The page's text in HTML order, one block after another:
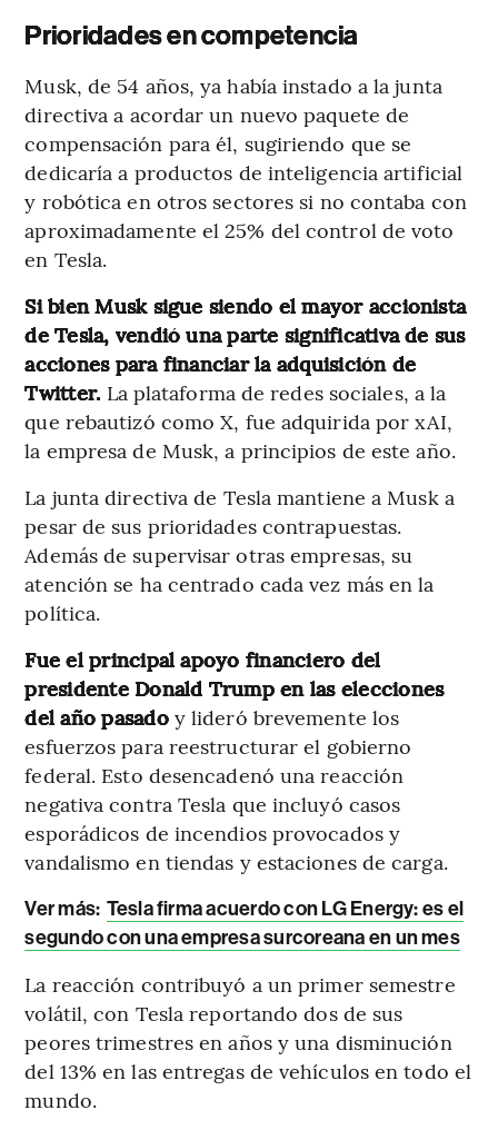
Prioridades en competencia
Musk, de 54 años, ya había instado a la junta
directiva a acordar un nuevo paquete de
compensación para él, sugiriendo que se
dedicaría a productos de inteligencia artificial
y robótica en otros sectores si no contaba con
aproximadamente el 25% del control de voto
en Tesla.
Si bien Musk sigue siendo el mayor accionista
de Tesla, vendió una parte significativa de sus
acciones para financiar la adquisición de
Twitter. La plataforma de redes sociales, a la
que rebautizó como X, fue adquirida por xAI,
la empresa de Musk, a principios de este año.
La junta directiva de Tesla mantiene a Musk a
pesar de sus prioridades contrapuestas.
Además de supervisar otras empresas, su
atención se ha centrado cada vez más en la
política.
Fue el principal apoyo financiero del
presidente Donald Trump en las elecciones
del año pasadoy lideró brevemente los
esfuerzos para reestructurar el gobierno
federal. Esto desencadenó una reacción
negativa contra Tesla que incluyó casos
esporádicos de incendios provocados y
vandalismo en tiendas y estaciones de carga.
Ver más: Tesla firma acuerdo con LG Energy: es el
segundo con una empresa surcoreana en un mes
La reacción contribuyó a un primer semestre
volátil, con Tesla reportando dos de sus
peores trimestres en años y una disminución
del 13% en las entregas de vehículos en todo el
mundo.